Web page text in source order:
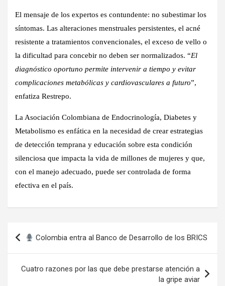
El mensaje de los expertos es contundente: no subestimar los
síntomas. Las alteraciones menstruales persistentes, el acné
resistente a tratamientos convencionales, el exceso de vello o
la dificultad para concebir no deben ser normalizados. “El
diagnóstico oportuno permite intervenir a tiempo y evitar
complicaciones metabólicas y cardiovasculares a futuro”,
enfatiza Restrepo.
La Asociación Colombiana de Endocrinología, Diabetes y
Metabolismo es enfática en la necesidad de crear estrategias
de detección temprana y educación sobre esta condición
silenciosa que impacta la vida de millones de mujeres y que,
con el manejo adecuado, puede ser controlada de forma
efectiva en el país.
Colombia entra al Banco de Desarrollo de los BRICS
Cuatro razones por las que debe prestarse atención a
la gripe aviar